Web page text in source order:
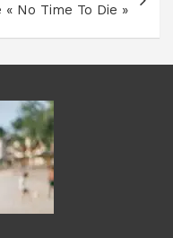
« No Time To Die »